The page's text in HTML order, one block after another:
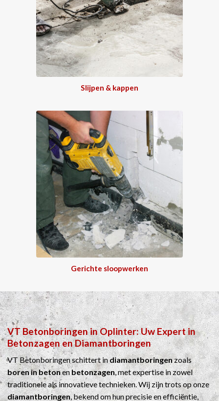
Slijpen & kappen
Gerichte sloopwerken
VT BetonboringeninOplinter: Uw Expert in
BetonzagenenDiamantboringen
VT Betonboringen schittert indiamantboringenzoals
boren in betonenbetonzagen, met expertise in zowel
traditionele als innovatieve technieken. Wij zijn trots op onze
diamantboringen, bekend om hun precisie en efficiëntie,